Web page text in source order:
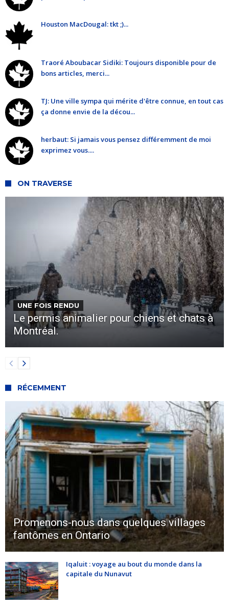
Houston MacDougal: tkt ;)...
Traoré Aboubacar Sidiki: Toujours disponible pour de
bons articles, merci...
TJ: Une ville sympa qui mérite d'être connue, en tout cas
ça donne envie de la décou...
herbaut: Si jamais vous pensez différemment de moi
exprimez vous....
ON TRAVERSE
UNE FOIS RENDU
Le permis animalier pour chiens et chats à
Montréal.
RÉCEMMENT
Promenons-nous dans quelques villages
fantômes en Ontario
Iqaluit : voyage au bout du monde dans la
capitale du Nunavut